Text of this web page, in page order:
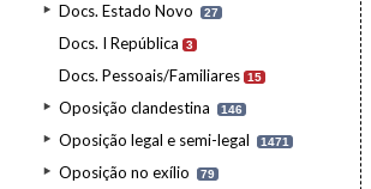
Docs. Estado Novo 27
Docs. I República 3
Docs. Pessoais/Familiares 15
Oposição clandestina 146
Oposição legal e semi-legal 1471
Oposição no exílio 79